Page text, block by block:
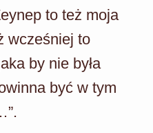
to też moja
wcześniej to
by nie była
być w tym